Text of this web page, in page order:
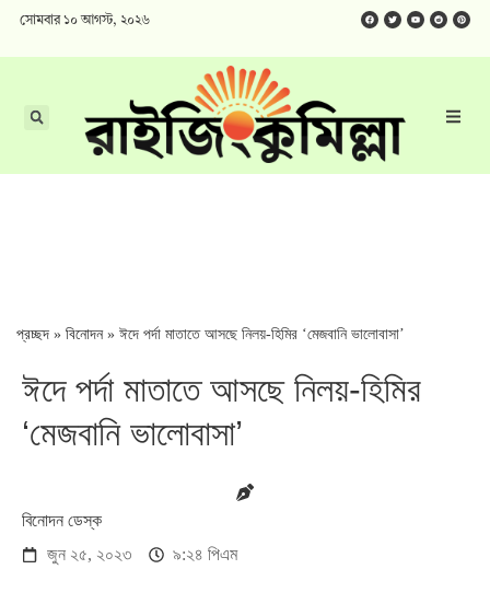
সোমবার ১০ আগস্ট, ২০২৬
প্রচ্ছদ » বিনোদন» ঈদে পর্দা মাতাতে আসছে নিলয়-হিমির ‘মেজবানি ভালোবাসা’
ঈদে পর্দা মাতাতে আসছে নিলয়-হিমির
‘মেজবানি ভালোবাসা’
বিনোদন ডেস্ক
জুন ২৫, ২০২৩
৯:২৪ পিএম